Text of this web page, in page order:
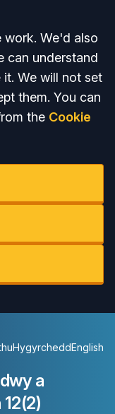
work. We'd also
can understand
We will not set
them. You can
the Cookie
HygyrcheddEnglish
a